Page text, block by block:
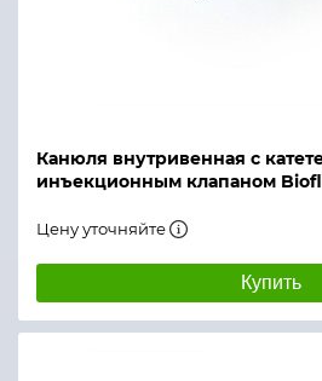
Канюля внутривенная с
инъекционным клапаном
Цену уточняйте
Купить